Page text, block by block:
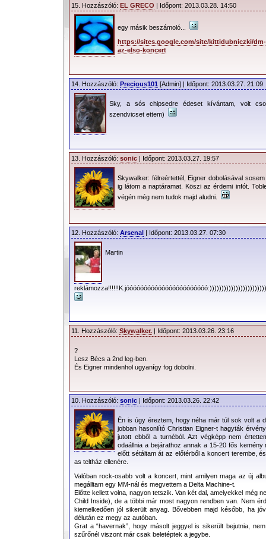
15. Hozzászóló: EL GRECO | Időpont: 2013.03.28. 14:50
egy másik beszámoló...
https://sites.google.com/site/kittidubniczki/
az-elso-koncert
14. Hozzászóló: Precious101 [Admin] | Időpont: 2013.03.27. 21:09
Sky, a sós chipsedre édeset kívántam, volt
szendvicset ettem)
13. Hozzászóló: sonic | Időpont: 2013.03.27. 19:57
Skywalker: félreértettél, Eigner dobolásával
ig látom a naptáramat. Köszi az érdemi infót.
végén még nem tudok majd aludni.
12. Hozzászóló: Arsenal | Időpont: 2013.03.27. 07:30
Martin
11. Hozzászóló: Skywalker. | Időpont: 2013.03.26. 23:16
?
Lesz Bécs a 2nd leg-ben.
És Eigner mindenhol ugyanígy fog dobolni.
10. Hozzászóló: sonic | Időpont: 2013.03.26. 22:42
Én is úgy éreztem, hogy néha már túl sok volt a
jobban hasonlító Christian Eigner-t hagyták
jutott ebből a turnéból. Azt végképp nem
odaállnia a bejárathoz annak a 15-20 fős
előtt sétáltam át az előtérből a koncert terembe,
as teltház ellenére.
Valóban rock-osabb volt a koncert, mint amilyen maga az új
megálltam egy MM-nál és megvettem a Delta Machine-t.
Előtte kellett volna, nagyon tetszik. Van két dal, amelyekkel még
Child Inside), de a többi már most nagyon rendben van. Nem
kiemelkedően jól sikerült anyag. Bővebben majd később, ha
délután ez megy az autóban.
Grat a “havernak”, hogy másolt jeggyel is sikerült bejutnia,
szűrőnél viszont már csak beletéptek a jegybe.